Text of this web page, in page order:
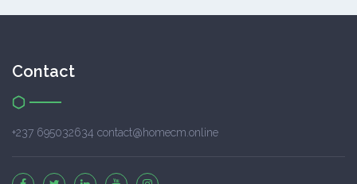
Contact
+237 695032634 contact@homecm.online